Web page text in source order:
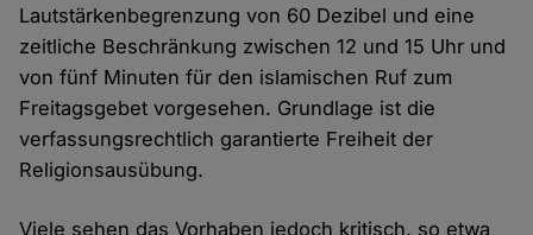
Lautstärkenbegrenzung von 60 Dezibel und eine
zeitliche Beschränkung zwischen 12 und 15 Uhr und
von fünf Minuten für den islamischen Ruf zum
Freitagsgebet vorgesehen. Grundlage ist die
verfassungsrechtlich garantierte Freiheit der
Religionsausübung.
Viele sehen das Vorhaben jedoch kritisch, so etwa